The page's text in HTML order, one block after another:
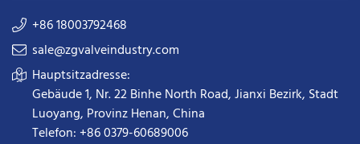
+86 18003792468
sale@zgvalveindustry.com
Hauptsitzadresse:
Gebäude 1, Nr. 22 Binhe North Road, Jianxi Bezirk, Stadt
Luoyang, Provinz Henan, China
Telefon: +86 0379-60689006